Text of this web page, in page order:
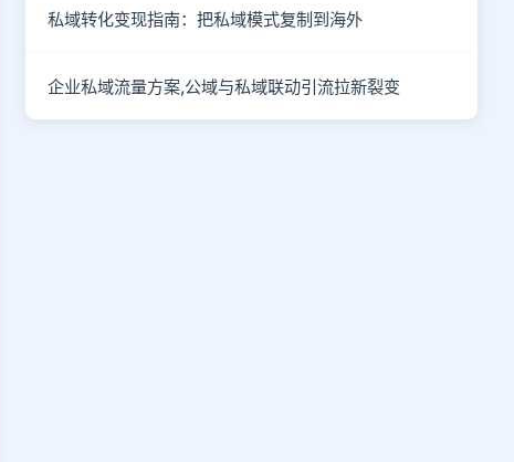
私域转化变现指南：把私域模式复制到海外
企业私域流量方案,公域与私域联动引流拉新裂变